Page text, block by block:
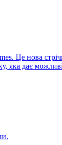
Це нова
яка дає